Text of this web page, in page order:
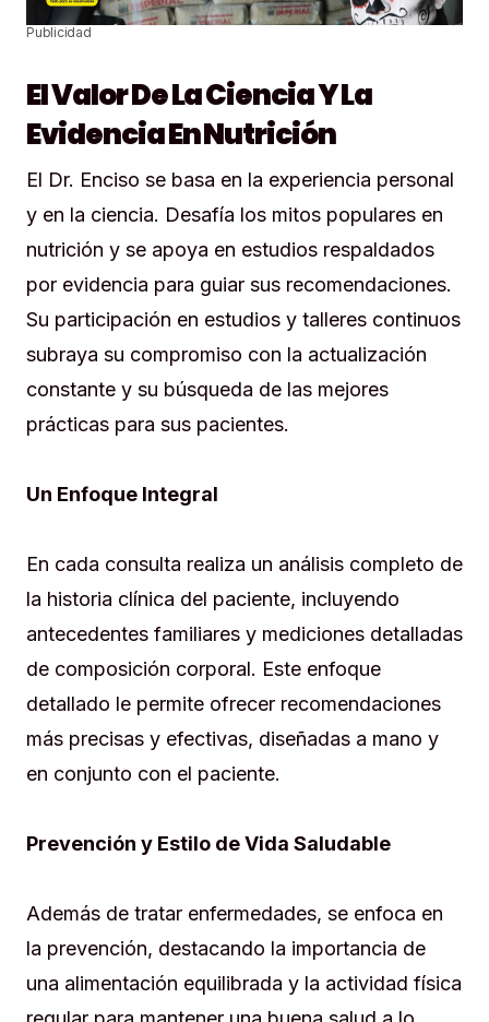
Publicidad
El Valor De La Ciencia Y La
Evidencia En Nutrición
El Dr. Enciso se basa en la experiencia personal
y en la ciencia. Desafía los mitos populares en
nutrición y se apoya en estudios respaldados
por evidencia para guiar sus recomendaciones.
Su participación en estudios y talleres continuos
subraya su compromiso con la actualización
constante y su búsqueda de las mejores
prácticas para sus pacientes.
Un Enfoque Integral
En cada consulta realiza un análisis completo de
la historia clínica del paciente, incluyendo
antecedentes familiares y mediciones detalladas
de composición corporal. Este enfoque
detallado le permite ofrecer recomendaciones
más precisas y efectivas, diseñadas a mano y
en conjunto con el paciente.
Prevención y Estilo de Vida Saludable
Además de tratar enfermedades, se enfoca en
la prevención, destacando la importancia de
una alimentación equilibrada y la actividad física